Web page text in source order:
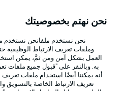
نحن نهتم بخصوصيتك
نحن نستخدم ملفانحن نستخدم
وملفات تعريف الارتباط الوظيفية
العمل بشكل آمن ومن ثمَّ، يمكن
به. وبالنقر على "قبول جميع ملفات
أنه يمكننا أيضًا استخدام ملفات تعريف
تعريف الارتباط الخاصة بالتسويق